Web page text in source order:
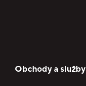
Obchody a služby